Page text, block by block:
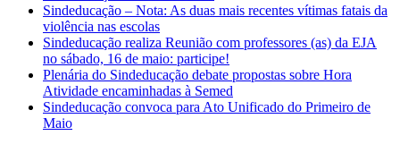
Sindeducação – Nota: As duas mais recentes vítimas fatais da
violência nas escolas
Sindeducação realiza Reunião com professores (as) da EJA
no sábado, 16 de maio: participe!
Plenária do Sindeducação debate propostas sobre Hora
Atividade encaminhadas à Semed
Sindeducação convoca para Ato Unificado do Primeiro de
Maio